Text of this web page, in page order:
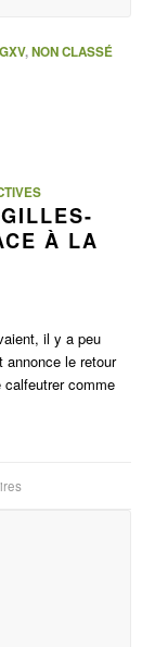
,NON CLASSÉ
À LA
il y a peu
annonce le retour
calfeutrer comme